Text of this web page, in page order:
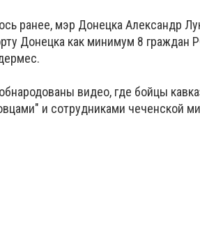
ранее, мэр Донецка Александр
Донецка как минимум 8 граждан
видео, где бойцы
и сотрудниками чеченской